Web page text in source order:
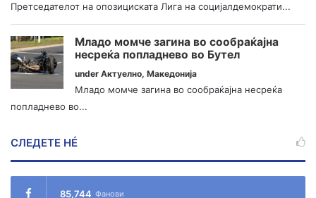
Претседателот на опозициската Лига на социјалдемократи...
Младо момче загина во сообраќајна
несреќа попладнево во Бутел
under Актуелно, Македонија
Младо момче загина во сообраќајна несреќа
попладнево во...
СЛЕДЕТЕ НÉ
85,744 Фанови